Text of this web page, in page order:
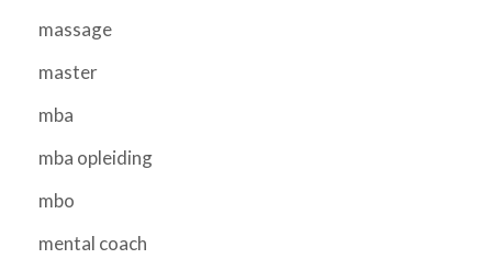
massage
master
mba
mba opleiding
mbo
mental coach